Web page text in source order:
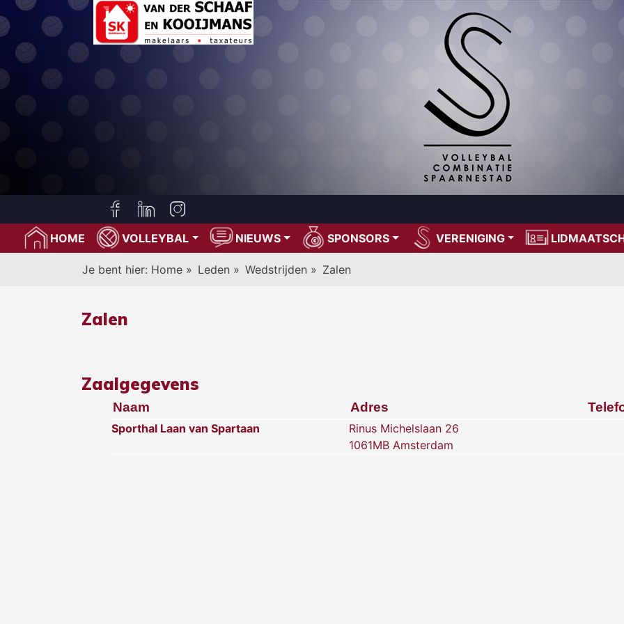
HOME VOLLEYBAL NIEUWS SPONSORS VERENIGING
Je bent hier: Home » Leden » Wedstrijden » Zalen
Zalen
Zaalgegevens
Naam Adres
Sporthal Laan van Spartaan
Rinus Michelslaan 26
1061MB Amsterdam